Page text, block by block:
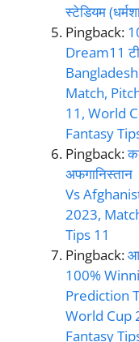
स्टेडियम
Pingback:
Dream11
Match,
11, World
Fantasy
Pingback:
Vs
2023,
Tips 11
Pingback:
100%
Prediction
World Cup
Fantasy